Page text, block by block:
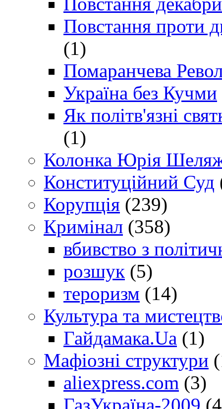
Повстання проти
(1)
Помаранчева
Україна без Кучми
Як політв'язні
(1)
Колонка Юрія
Конституційний Суд
Корупція (239)
Кримінал (358)
вбивство з
розшук (5)
тероризм (14)
Культура та
Гайдамака.Ua (1)
Мафіозні структури
aliexpress.com (3)
ГазУкраїна-2009